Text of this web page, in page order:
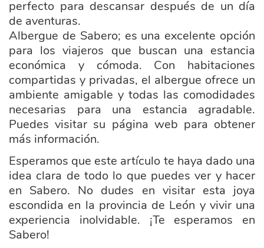
perfecto para descansar después de un día
de aventuras.
Albergue de Sabero; es una excelente opción
para los viajeros que buscan una estancia
económica y cómoda. Con habitaciones
compartidas y privadas, el albergue ofrece un
ambiente amigable y todas las comodidades
necesarias para una estancia agradable.
Puedes visitar su página web para obtener
más información.
Esperamos que este artículo te haya dado una
idea clara de todo lo que puedes ver y hacer
en Sabero. No dudes en visitar esta joya
escondida en la provincia de León y vivir una
experiencia inolvidable. ¡Te esperamos en
Sabero!